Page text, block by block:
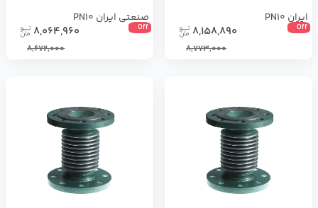
ایران PN10
Off
8,158,890
8,773,000
صنعتی ایران PN10
Off
8,064,960
8,672,000